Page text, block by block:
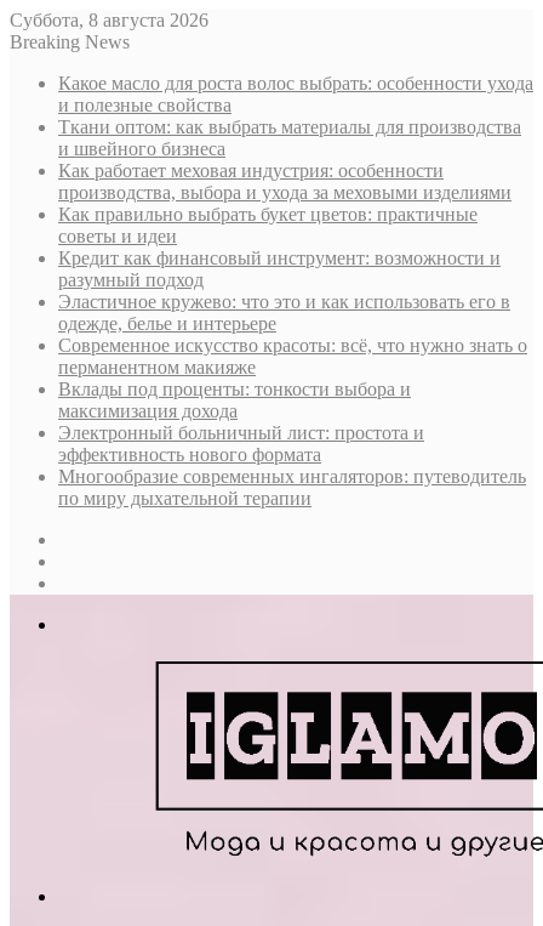
Суббота, 8 августа 2026
Breaking News
Какое масло для роста волос выбрать: особенности ухода
и полезные свойства
Ткани оптом: как выбрать материалы для производства
и швейного бизнеса
Как работает меховая индустрия: особенности
производства, выбора и ухода за меховыми изделиями
Как правильно выбрать букет цветов: практичные
советы и идеи
Кредит как финансовый инструмент: возможности и
разумный подход
Эластичное кружево: что это и как использовать его в
одежде, белье и интерьере
Современное искусство красоты: всё, что нужно знать о
перманентном макияже
Вклады под проценты: тонкости выбора и
максимизация дохода
Электронный больничный лист: простота и
эффективность нового формата
Многообразие современных ингаляторов: путеводитель
по миру дыхательной терапии